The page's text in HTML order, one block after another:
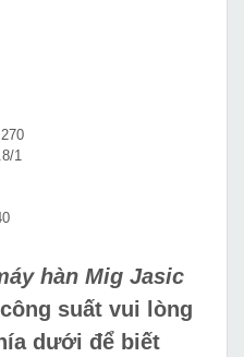
1
hàn Mig Jasic
suất vui lòng
dưới để biết